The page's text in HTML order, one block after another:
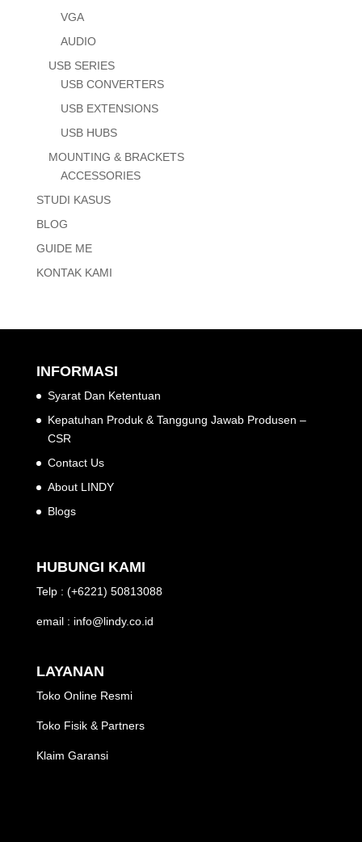
VGA
AUDIO
USB SERIES
USB CONVERTERS
USB EXTENSIONS
USB HUBS
MOUNTING & BRACKETS
ACCESSORIES
STUDI KASUS
BLOG
GUIDE ME
KONTAK KAMI
INFORMASI
Syarat Dan Ketentuan
Kepatuhan Produk & Tanggung Jawab Produsen –
CSR
Contact Us
About LINDY
Blogs
HUBUNGI KAMI
Telp : (+6221) 50813088
email : info@lindy.co.id
LAYANAN
Toko Online Resmi
Toko Fisik & Partners
Klaim Garansi